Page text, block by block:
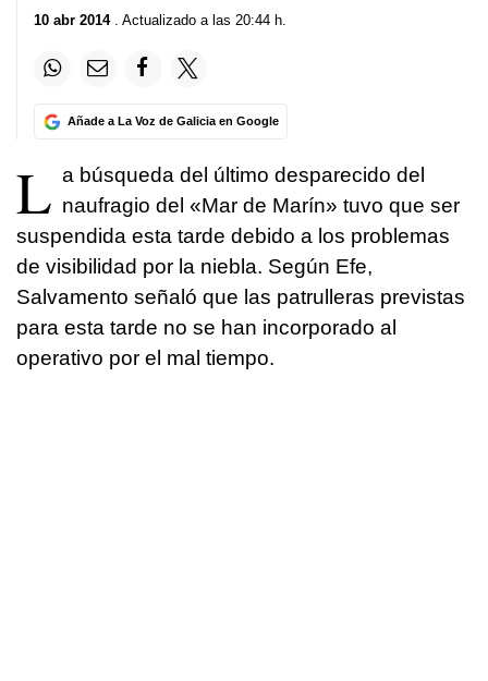
10 abr 2014. Actualizado a las 20:44 h.
Añade a La Voz de Galicia en Google
L a búsqueda del último desparecido del
naufragio del «Mar de Marín» tuvo que ser
suspendida esta tarde debido a los problemas
de visibilidad por la niebla. Según Efe,
Salvamento señaló que las patrulleras previstas
para esta tarde no se han incorporado al
operativo por el mal tiempo.